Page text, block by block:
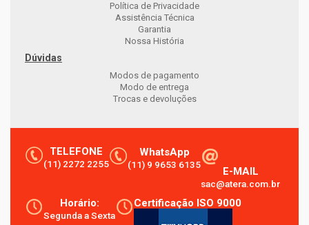
Política de Privacidade
Assistência Técnica
Garantia
Nossa História
Dúvidas
Modos de pagamento
Modo de entrega
Trocas e devoluções
TELEFONE
(11) 2272 2255
WhatsApp
(11) 9 9653 6135
E-MAIL
sac@atera.com.br
Horário:
Segunda a Sexta
Certificação ISO 9000